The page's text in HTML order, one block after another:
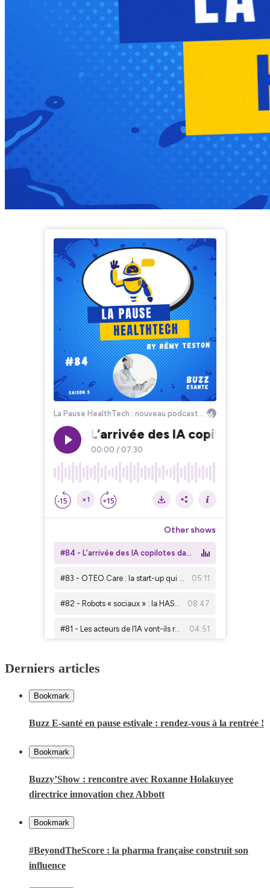
Derniers articles
Bookmark
Buzz E-santé en pause estivale : rendez-vous à la rentrée !
Bookmark
Buzzy’Show : rencontre avec Roxanne Holakuyee
directrice innovation chez Abbott
Bookmark
#BeyondTheScore : la pharma française construit son
influence